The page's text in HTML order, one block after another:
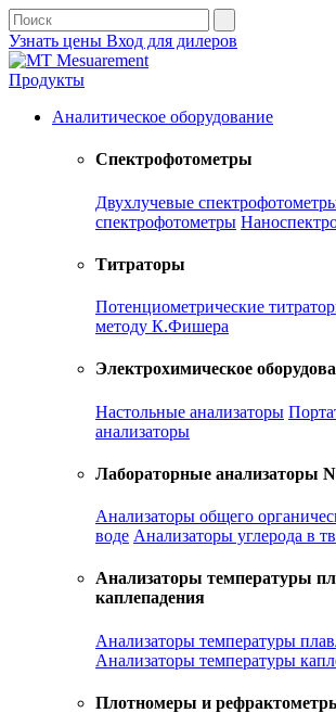
Узнать цены Вход для дилеров
Продукты
Аналитическое оборудование
Спектрофотометры
Двухлучевые
спектрофотометры
Титраторы
Потенциометрические
методу К.Фишера
Электрохимическое
Настольные анализаторы
анализаторы
Лабораторные анализаторы
Анализаторы общего
воде Анализаторы углерода в
Анализаторы температуры
каплепадения
Анализаторы температуры
Анализаторы температуры
Плотномеры и